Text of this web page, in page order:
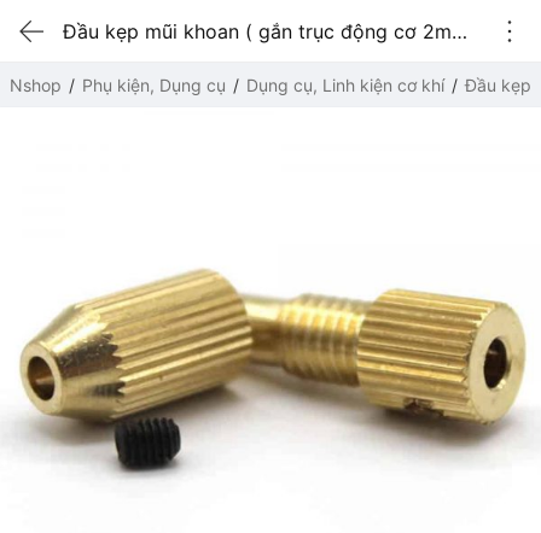
Đầu kẹp mũi khoan ( gắn trục động cơ 2mm , mũi khoan 0.6-1.2mm)
Nshop Phụ kiện, Dụng cụ Dụng cụ, Linh kiện cơ khí Đầu kẹp